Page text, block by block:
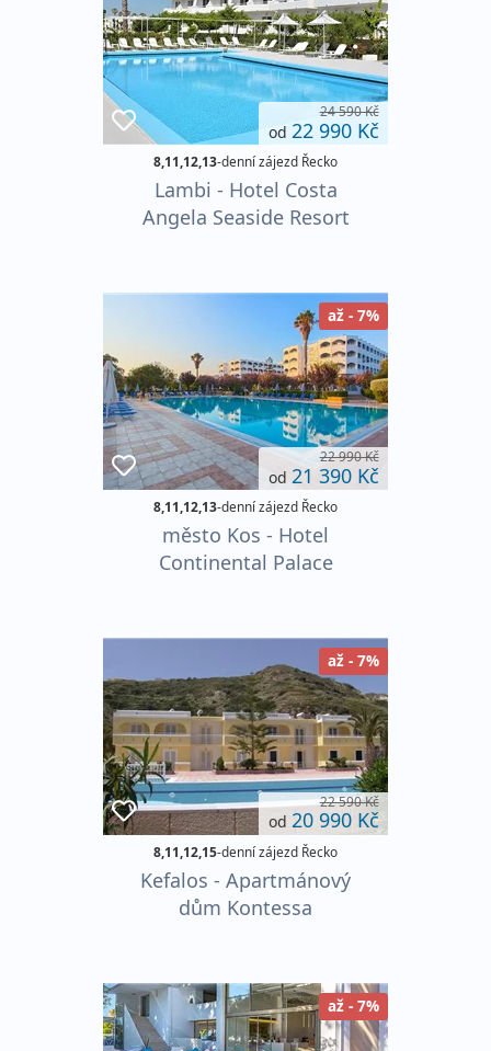
24 590 Kč
od 22 990 Kč
8,11,12,13-denní zájezd Řecko
Lambi - Hotel Costa
Angela Seaside Resort
až - 7%
22 990 Kč
od 21 390 Kč
8,11,12,13-denní zájezd Řecko
město Kos - Hotel
Continental Palace
až - 7%
22 590 Kč
od 20 990 Kč
8,11,12,15-denní zájezd Řecko
Kefalos - Apartmánový
dům Kontessa
až - 7%